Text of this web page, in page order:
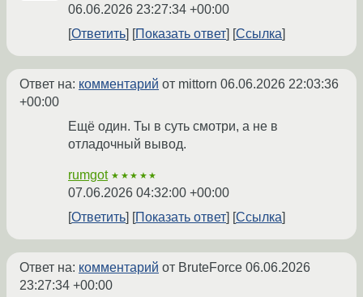
06.06.2026 23:27:34 +00:00
Ответить
Показать ответ Ссылка
Ответ на: комментарий от mittorn 06.06.2026 22:03:36
+00:00
Ещё один. Ты в суть смотри, а не в
отладочный вывод.
rumgot ★★★★★
07.06.2026 04:32:00 +00:00
Ответить
Показать ответ Ссылка
Ответ на: комментарий от BruteForce 06.06.2026
23:27:34 +00:00